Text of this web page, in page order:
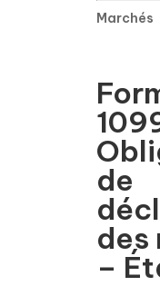
Marchés
de
des
–